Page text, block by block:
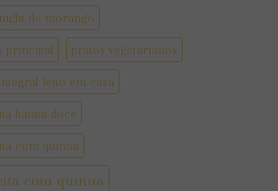
de morango
principal pratos vegetarianos
feito em casa
batata doce
com quinoa
com quinua